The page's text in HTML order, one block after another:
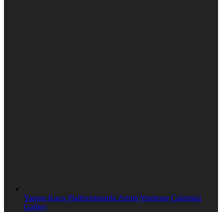
Yangın Kaçış Platformlarında Zemin Yenileme Çalışması
Gallery